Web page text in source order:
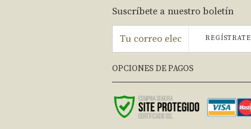
Suscríbete a nuestro boletín
REGÍSTRATE
OPCIONES DE PAGOS